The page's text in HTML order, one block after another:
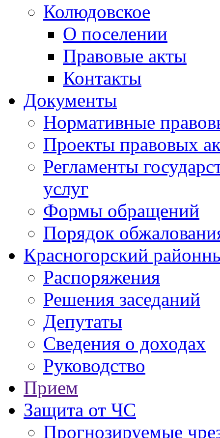
Колюдовское
О поселении
Правовые акты
Контакты
Документы
Нормативные
Проекты правовых
Регламенты
услуг
Формы обращений
Порядок
Красногорский
Распоряжения
Решения заседаний
Депутаты
Сведения о доходах
Руководство
Прием
Защита от ЧС
Прогнозируемые